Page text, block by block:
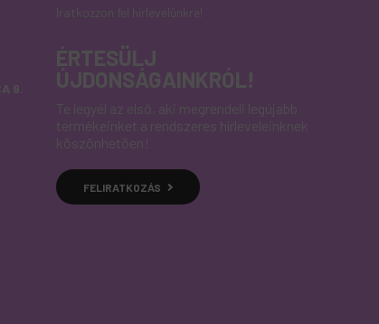
9.
Iratkozzon fel hírlevelünkre!
ÉRTESÜLJ
ÚJDONSÁGAINKRÓL!
Te legyél az első, aki megrendeli legújabb
termékeinket a rendszeres hírleveleinknek
köszönhetően!
FELIRATKOZÁS